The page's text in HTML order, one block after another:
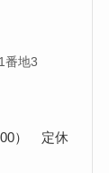
番地3
） 定休